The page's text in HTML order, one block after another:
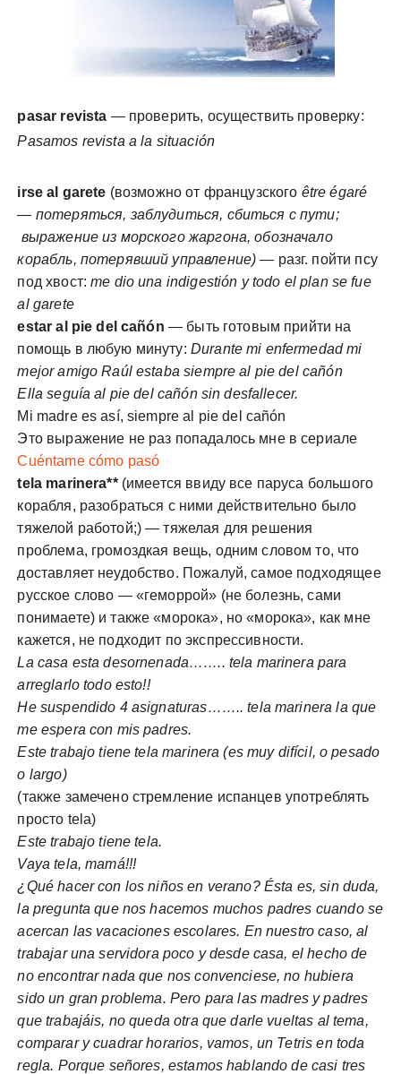
pasar revista — проверить, осуществить проверку:
Pasamos revista a la situación
irse al garete (возможно от французского être égaré
— потеряться, заблудиться, сбиться с пути;
выражение из морского жаргона, обозначало
корабль, потерявший управление)— разг. пойти псу
под хвост:me dio una indigestión y todo el plan se fue
al garete
estar al pie del cañón — быть готовым прийти на
помощь в любую минуту: Durante mi enfermedad mi
mejor amigo Raúl estaba siempre al pie del cañón
Ella seguía al pie del cañón sin desfallecer.
Mi madre es así, siempre al pie del cañón
Это выражение не раз попадалось мне в сериале
Cuéntame cómo pasó
tela marinera**(имеется ввиду все паруса большого
корабля, разобраться с ними действительно было
тяжелой работой;) — тяжелая для решения
проблема, громоздкая вещь, одним словом то, что
доставляет неудобство. Пожалуй, самое подходящее
русское слово — «геморрой» (не болезнь, сами
понимаете) и также «морока», но «морока», как мне
кажется, не подходит по экспрессивности.
La casa esta desornenada…….. tela marinera para
arreglarlo todo esto!!
He suspendido 4 asignaturas…….. tela marinera la que
me espera con mis padres.
Este trabajo tiene tela marinera (es muy difícil, o pesado
o largo)
(также замечено стремление испанцев употреблять
просто tela)
Este trabajo tiene tela.
Vaya tela, mamá!!!
¿Qué hacer con los niños en verano? Ésta es, sin duda,
la pregunta que nos hacemos muchos padres cuando se
acercan las vacaciones escolares. En nuestro caso, al
trabajar una servidora poco y desde casa, el hecho de
no encontrar nada que nos convenciese, no hubiera
sido un gran problema. Pero para las madres y padres
que trabajáis, no queda otra que darle vueltas al tema,
comparar y cuadrar horarios, vamos, un Tetris en toda
regla. Porque señores, estamos hablando de casi tres